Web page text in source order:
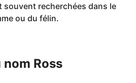
recherchées dans le
ou du félin.
Ross